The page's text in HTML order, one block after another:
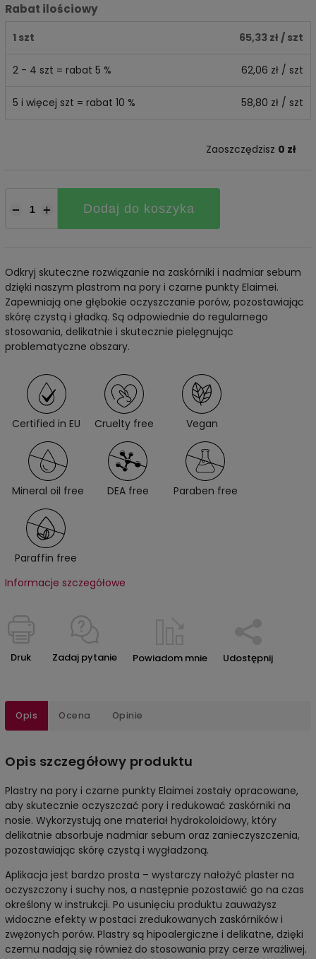
Rabat ilościowy
1 szt 65,33 zł / szt
2 - 4 szt = rabat 5 % 62,06 zł / szt
5 i więcej szt = rabat 10 % 58,80 zł / szt
Zaoszczędzisz 0 zł
+
− Dodaj do koszyka
Odkryj skuteczne rozwiązanie na zaskórniki i nadmiar sebum
dzięki naszym plastrom na pory i czarne punkty Elaimei.
Zapewniają one głębokie oczyszczanie porów, pozostawiając
skórę czystą i gładką. Są odpowiednie do regularnego
stosowania, delikatnie i skutecznie pielęgnując
problematyczne obszary.
Certified in EU Cruelty free Vegan
Mineral oil free DEA free Paraben free
Paraffin free
Informacje szczegółowe
Druk Zadaj pytanie Powiadom mnie Udostępnij
Opis Ocena Opinie
Opis szczegółowy produktu
Plastry na pory i czarne punkty Elaimei zostały opracowane,
aby skutecznie oczyszczać pory i redukować zaskórniki na
nosie. Wykorzystują one materiał hydrokoloidowy, który
delikatnie absorbuje nadmiar sebum oraz zanieczyszczenia,
pozostawiając skórę czystą i wygładzoną.
Aplikacja jest bardzo prosta – wystarczy nałożyć plaster na
oczyszczony i suchy nos, a następnie pozostawić go na czas
określony w instrukcji. Po usunięciu produktu zauważysz
widoczne efekty w postaci zredukowanych zaskórników i
zwężonych porów. Plastry są hipoalergiczne i delikatne, dzięki
czemu nadają się również do stosowania przy cerze wrażliwej.